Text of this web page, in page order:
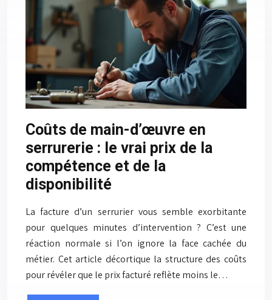
Coûts de main-d’œuvre en
serrurerie : le vrai prix de la
compétence et de la
disponibilité
La facture d’un serrurier vous semble exorbitante
pour quelques minutes d’intervention ? C’est une
réaction normale si l’on ignore la face cachée du
métier. Cet article décortique la structure des coûts
pour révéler que le prix facturé reflète moins le…